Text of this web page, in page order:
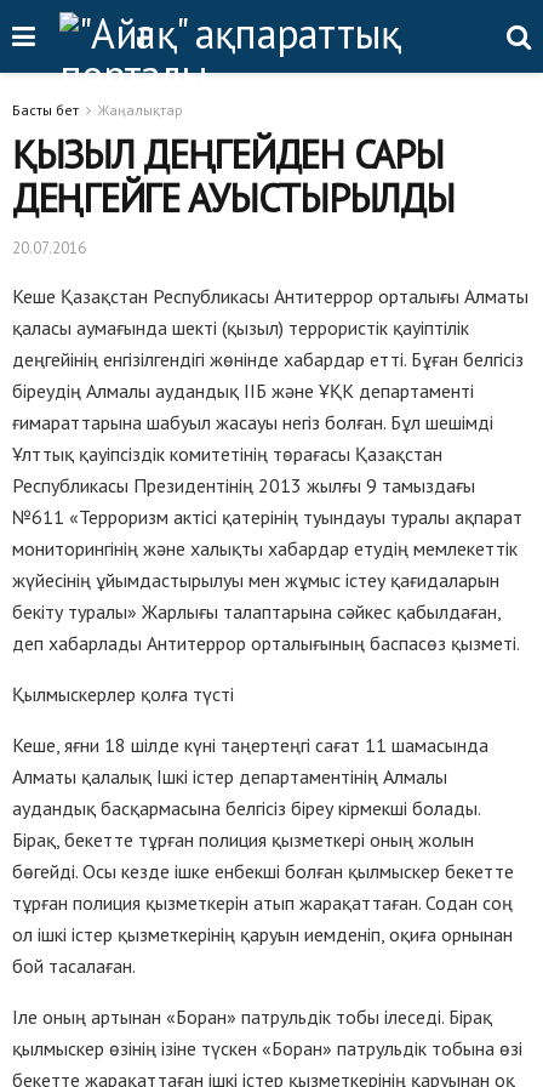
Басты бет Жаңалықтар
ҚЫЗЫЛ ДЕҢГЕЙДЕН САРЫ
ДЕҢГЕЙГЕ АУЫСТЫРЫЛДЫ
20.07.2016
Кеше Қазақстан Республикасы Антитеррор орталығы Алматы
қаласы аумағында шекті (қызыл) террористік қауіптілік
деңгейінің енгізілгендігі жөнінде хабардар етті. Бұған белгісіз
біреудің Алмалы аудандық ІІБ және ҰҚК департаменті
ғимараттарына шабуыл жасауы негіз болған. Бұл шешімді
Ұлттық қауіпсіздік комитетінің төрағасы Қазақстан
Республикасы Президентінің 2013 жылғы 9 тамыздағы
№611 «Терроризм актісі қатерінің туындауы туралы ақпарат
мониторингінің және халықты хабардар етудің мемлекеттік
жүйесінің ұйымдастырылуы мен жұмыс істеу қағидаларын
бекіту туралы» Жарлығы талаптарына сәйкес қабылдаған,
деп хабарлады Антитеррор орталығының баспасөз қызметі.
Қылмыскерлер қолға түсті
Кеше, яғни 18 шілде күні таңер­теңгі сағат 11 шамасында
Алматы қалалық Ішкі істер де­пар­таментінің Алмалы
аудандық бас­қармасы­на белгісіз біреу кір­мек­ші болады.
Бірақ, бекетте тұр­ған полиция қызметкері оның жолын
бөгейді. Осы кезде ішке енбекші болған қылмыскер бекетте
тұрған полиция қызметкерін атып жарақаттаған. Содан соң
ол ішкі істер қызмет­кері­нің қаруын иемденіп, оқиға орнынан
бой тасалаған.
Іле оның артынан «Боран» патруль­дік тобы ілеседі. Бірақ
қыл­мыс­кер өзінің ізіне түскен «Боран» патрульдік тобына өзі
бекет­те жарақаттаған ішкі істер қыз­мет­керінің қаруынан оқ